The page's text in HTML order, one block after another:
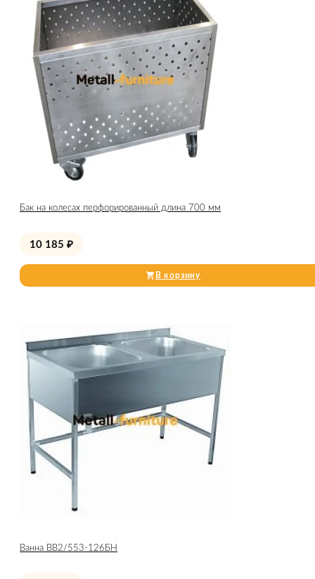
Бак на колесах перфорированный длина 700 мм
10 185 ₽
В корзину
Ванна ВВ2/553-126БН